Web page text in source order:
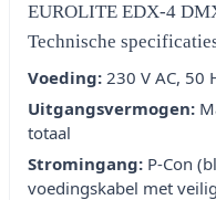
EUROLITE EDX-4
Technische
Voeding: 230 V AC, 50
Uitgangsvermogen:
totaal
Stromingang: P-Con
voedingskabel met